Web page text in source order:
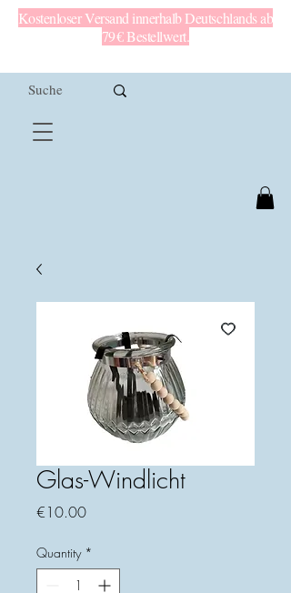
Kostenloser Versand innerhalb Deutschlands ab
79 € Bestellwert.
Glas-Windlicht
€10.00Price
Quantity *